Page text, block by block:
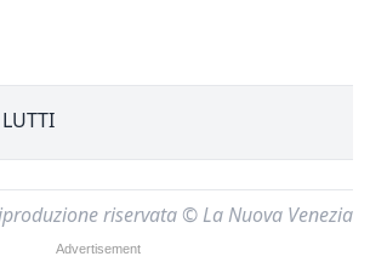
LUTTI
riservata © La Nuova Venezia